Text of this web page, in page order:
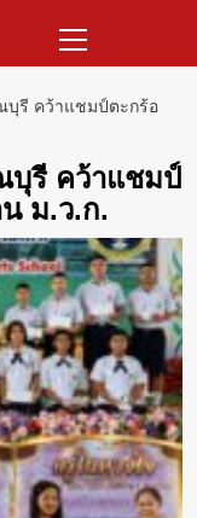
Menu
บุรี คว้าแชมป์ตะกร้อ
บุรี คว้าแชมป์
ม.ว.ก.